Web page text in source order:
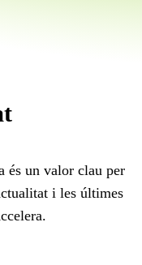
és un valor clau per
i les últimes